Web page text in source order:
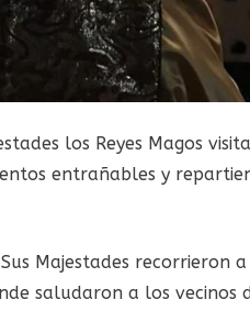
los Reyes Magos
entrañables y
Majestades recorrieron
saludaron a los